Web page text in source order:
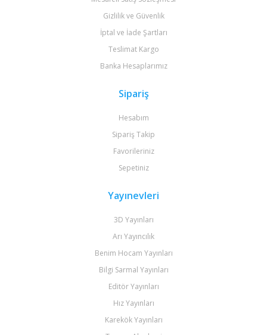
Gizlilik ve Güvenlik
İptal ve İade Şartları
Teslimat Kargo
Banka Hesaplarımız
Sipariş
Hesabım
Sipariş Takip
Favorileriniz
Sepetiniz
Yayınevleri
3D Yayınları
Arı Yayıncılık
Benim Hocam Yayınları
Bilgi Sarmal Yayınları
Editör Yayınları
Hız Yayınları
Karekök Yayınları